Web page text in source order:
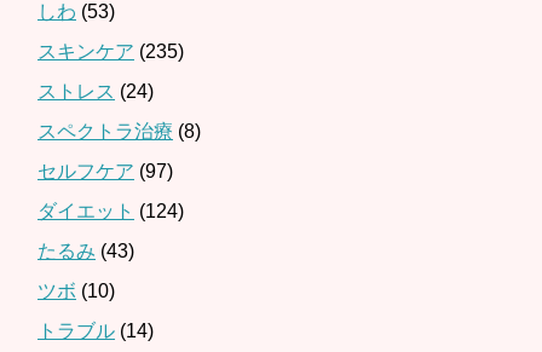
しわ (53)
スキンケア (235)
ストレス (24)
スペクトラ治療 (8)
セルフケア (97)
ダイエット (124)
たるみ (43)
ツボ (10)
トラブル (14)